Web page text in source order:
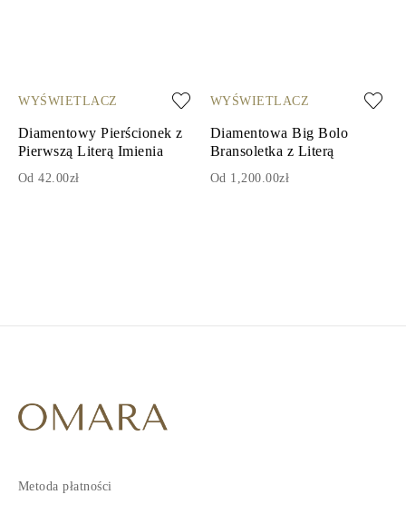
WYŚWIETLACZ
Diamentowy Pierścionek z
Pierwszą Literą Imienia
Od 42.00zł
WYŚWIETLACZ
Diamentowa Big Bolo
Bransoletka z Literą
Od 1,200.00zł
Metoda płatności